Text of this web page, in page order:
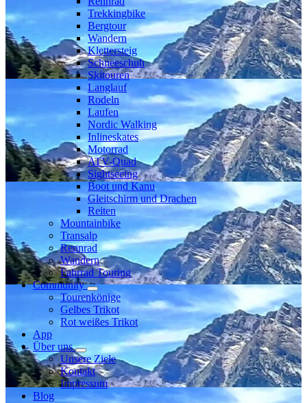
Trekkingbike
Bergtour
Wandern
Klettersteig
Schneeschuh
Skitouren
Langlauf
Rodeln
Laufen
Nordic Walking
Inlineskates
Motorrad
ATV-Quad
Sightseeing
Boot und Kanu
Gleitschirm und Drachen
Reiten
Mountainbike
Transalp
Rennrad
Wandern
Fahrrad Touring
Community
Tourenkönige
Gelbes Trikot
Rot weißes Trikot
App
Über uns
Unsere Ziele
Kontakt
Impressum
Blog